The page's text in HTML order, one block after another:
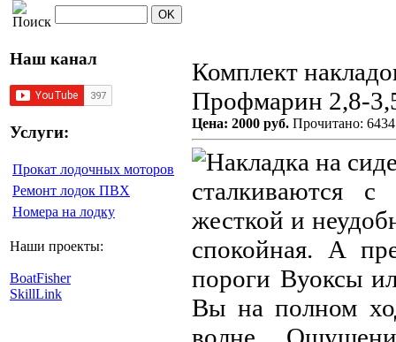
Наш канал
Услуги:
Прокат лодочных моторов
Ремонт лодок ПВХ
Номера на лодку
Наши проекты:
BoatFisher
SkillLink
Комплект
Профмарин 2,8-
Цена: 2000 руб. Прочитано: 6434
сталкиваются
жесткой и
спокойная. А
пороги Вуоксы
Вы на полном